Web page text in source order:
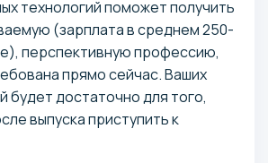
технологий поможет получить
(зарплата в среднем 250-
перспективную профессию,
прямо сейчас. Ваших
будет достаточно для того,
выпуска приступить к